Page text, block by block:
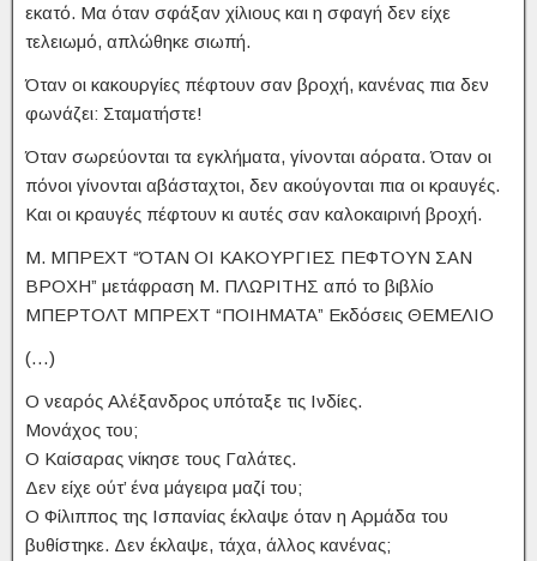
εκατό. Μα όταν σφάξαν χίλιους και η σφαγή δεν είχε
τελειωμό, απλώθηκε σιωπή.
Όταν οι κακουργίες πέφτουν σαν βροχή, κανένας πια δεν
φωνάζει: Σταματήστε!
Όταν σωρεύονται τα εγκλήματα, γίνονται αόρατα. Όταν οι
πόνοι γίνονται αβάσταχτοι, δεν ακούγονται πια οι κραυγές.
Και οι κραυγές πέφτουν κι αυτές σαν καλοκαιρινή βροχή.
Μ. ΜΠΡΕΧΤ “ΌΤΑΝ ΟΙ ΚΑΚΟΥΡΓΙΕΣ ΠΕΦΤΟΥΝ ΣΑΝ
ΒΡΟΧΗ” μετάφραση Μ. ΠΛΩΡΙΤΗΣ από το βιβλίο
ΜΠΕΡΤΟΛΤ ΜΠΡΕΧΤ “ΠΟΙΗΜΑΤΑ” Εκδόσεις ΘΕΜΕΛΙΟ
(…)
Ο νεαρός Αλέξανδρος υπόταξε τις Ινδίες.
Μονάχος του;
Ο Καίσαρας νίκησε τους Γαλάτες.
Δεν είχε ούτ’ ένα μάγειρα μαζί του;
Ο Φίλιππος της Ισπανίας έκλαψε όταν η Αρμάδα του
βυθίστηκε. Δεν έκλαψε, τάχα, άλλος κανένας;